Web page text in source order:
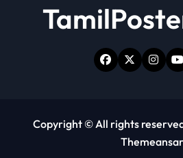
Copyright © All rights
Themeansar